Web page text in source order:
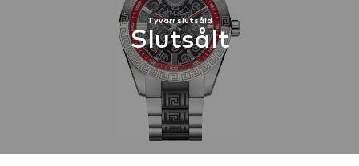
Tyvärr slutsåld
Slutsålt